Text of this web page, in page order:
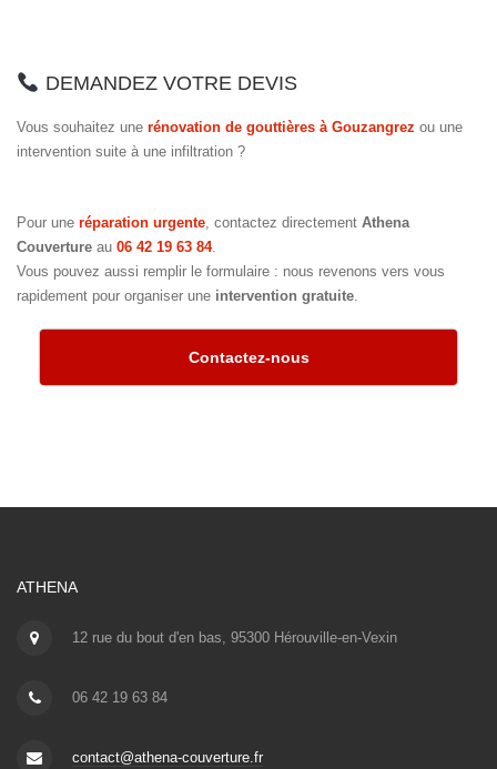
DEMANDEZ VOTRE DEVIS
Vous souhaitez une rénovation de gouttières à Gouzangrez ou une
intervention suite à une infiltration ?
Pour une réparation urgente , contactez directement Athena
Couverture au 06 42 19 63 84.
Vous pouvez aussi remplir le formulaire : nous revenons vers vous
rapidement pour organiser une intervention gratuite
Contactez-nous
ATHENA
12 rue du bout d'en bas, 95300 Hérouville-en-Vexin
06 42 19 63 84
contact@athena-couverture.fr